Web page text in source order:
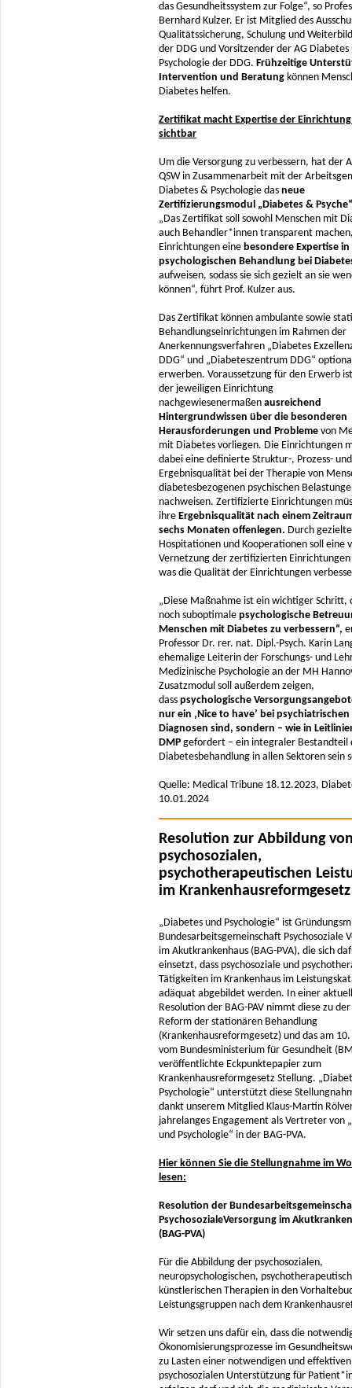
das Gesundheitssystem zur Folge“, so
Bernhard Kulzer. Er ist Mitglied des
Qualitätssicherung, Schulung und
der DDG und Vorsitzender der AG Diabetes
Psychologie der DDG. Frühzeitige
Intervention und Beratung können
Diabetes helfen.
Zertifikat macht Expertise der
sichtbar
Um die Versorgung zu verbessern, hat der
QSW in Zusammenarbeit mit der
Diabetes & Psychologie das neue
Zertifizierungsmodul „Diabetes & Psyche“
„Das Zertifikat soll sowohl Menschen mit
auch Behandler*innen transparent
Einrichtungen eine besondere Expertise in
psychologischen Behandlung bei
aufweisen, sodass sie sich gezielt an sie
können“, führt Prof. Kulzer aus.
Das Zertifikat können ambulante sowie
Behandlungseinrichtungen im Rahmen der
Anerkennungsverfahren „Diabetes
DDG“ und „Diabeteszentrum DDG“
erwerben. Voraussetzung für den Erwerb
der jeweiligen Einrichtung
nachgewiesenermaßen ausreichend
Hintergrundwissen über die besonderen
Herausforderungen und Probleme von
mit Diabetes vorliegen. Die Einrichtungen
dabei eine definierte Struktur-, Prozess- und
Ergebnisqualität bei der Therapie von
diabetesbezogenen psychischen
nachweisen. Zertifizierte Einrichtungen
ihre Ergebnisqualität nach einem
sechs Monaten offenlegen. Durch gezielte
Hospitationen und Kooperationen soll eine
Vernetzung der zertifizierten
was die Qualität der Einrichtungen
„Diese Maßnahme ist ein wichtiger Schritt,
noch suboptimale psychologische
Menschen mit Diabetes zu verbessern“,
Professor Dr. rer. nat. Dipl.-Psych. Karin
ehemalige Leiterin der Forschungs- und
Medizinische Psychologie an der MH
Zusatzmodul soll außerdem zeigen,
dass psychologische
nur ein ‚Nice to have’ bei psychiatrischen
Diagnosen sind, sondern – wie in
DMP gefordert – ein integraler Bestandteil
Diabetesbehandlung in allen Sektoren sein
Quelle: Medical Tribune 18.12.2023,
10.01.2024
Resolution zur Abbildung
psychosozialen,
psychotherapeutischen
im Krankenhausreformgesetz
„Diabetes und Psychologie“ ist
Bundesarbeitsgemeinschaft Psychosoziale
im Akutkrankenhaus (BAG-PVA), die sich
einsetzt, dass psychosoziale und
Tätigkeiten im Krankenhaus im
adäquat abgebildet werden. In einer
Resolution der BAG-PAV nimmt diese zu
Reform der stationären Behandlung
(Krankenhausreformgesetz) und das am 10.
vom Bundesministerium für Gesundheit
veröffentlichte Eckpunktepapier zum
Krankenhausreformgesetz Stellung.
Psychologie“ unterstützt diese
dankt unserem Mitglied Klaus-Martin
jahrelanges Engagement als Vertreter von
und Psychologie“ in der BAG-PVA.
Hier können Sie die Stellungnahme im
lesen:
Resolution der
PsychosozialeVersorgung im
(BAG-PVA)
Für die Abbildung der psychosozialen,
neuropsychologischen,
künstlerischen Therapien in den
Leistungsgruppen nach dem
Wir setzen uns dafür ein, dass die
Ökonomisierungsprozesse im
zu Lasten einer notwendigen und effektiven
psychosozialen Unterstützung für